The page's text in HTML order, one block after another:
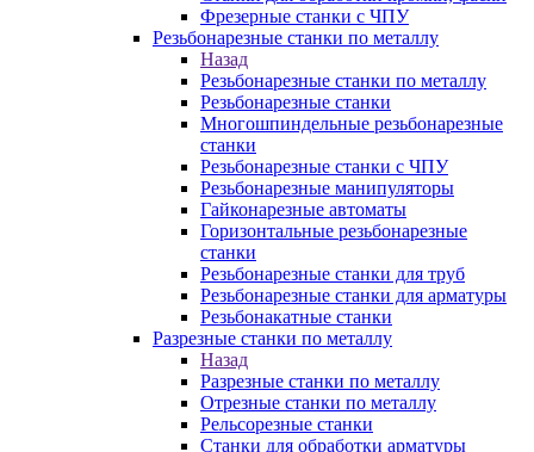
Фрезерные станки с ЧПУ
Резьбонарезные станки по металлу
Назад
Резьбонарезные станки по металлу
Резьбонарезные станки
Многошпиндельные резьбонарезные
станки
Резьбонарезные станки с ЧПУ
Резьбонарезные манипуляторы
Гайконарезные автоматы
Горизонтальные резьбонарезные
станки
Резьбонарезные станки для труб
Резьбонарезные станки для арматуры
Резьбонакатные станки
Разрезные станки по металлу
Назад
Разрезные станки по металлу
Отрезные станки по металлу
Рельсорезные станки
Станки для обработки арматуры